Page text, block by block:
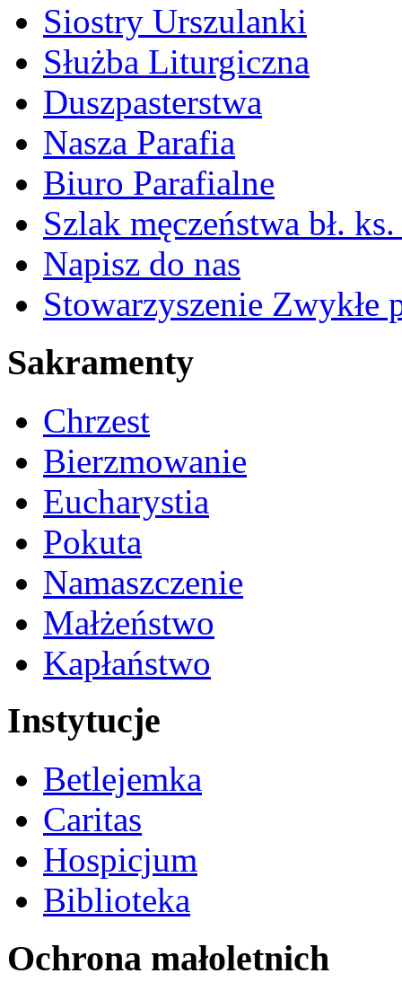
Siostry Urszulanki
Służba Liturgiczna
Duszpasterstwa
Nasza Parafia
Biuro Parafialne
Szlak męczeństwa bł.
Napisz do nas
Stowarzyszenie Zwykłe
Sakramenty
Chrzest
Bierzmowanie
Eucharystia
Pokuta
Namaszczenie
Małżeństwo
Kapłaństwo
Instytucje
Betlejemka
Caritas
Hospicjum
Biblioteka
Ochrona małoletnich